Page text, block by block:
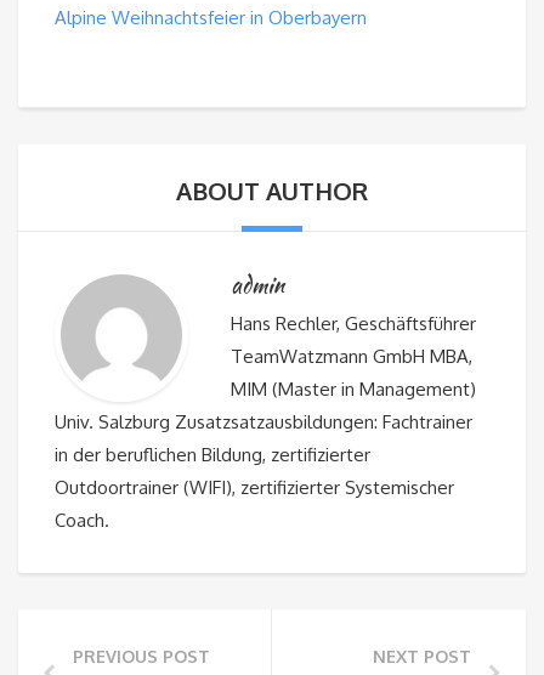
Alpine Weihnachtsfeier in Oberbayern
ABOUT AUTHOR
admin
Hans Rechler, Geschäftsführer
TeamWatzmann GmbH MBA,
MIM (Master in Management)
Univ. Salzburg Zusatzsatzausbildungen: Fachtrainer
in der beruflichen Bildung, zertifizierter
Outdoortrainer (WIFI), zertifizierter Systemischer
Coach.
PREVIOUS POST NEXT POST